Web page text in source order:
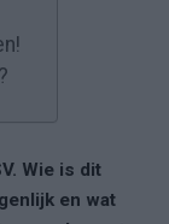
Wie is dit
en wat